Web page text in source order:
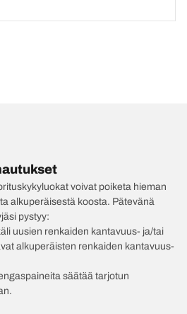
voivat poiketa hieman
alkuperäisestä koosta. Pätevänä
pystyy:
uusien renkaiden kantavuus- ja/tai
alkuperäisten renkaiden kantavuus-
säätää tarjotun